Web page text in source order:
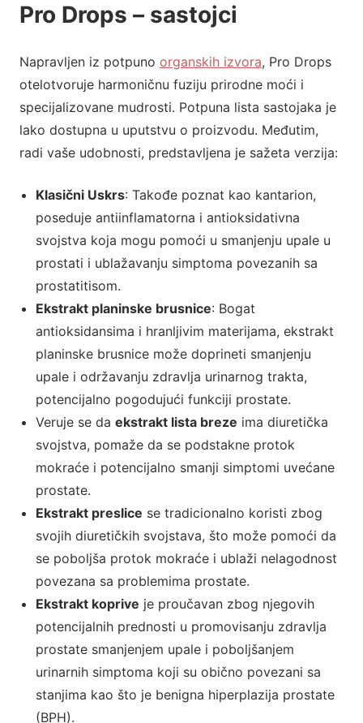
Pro Drops – sastojci
Napravljen iz potpuno organskih izvora, Pro Drops
otelotvoruje harmoničnu fuziju prirodne moći i
specijalizovane mudrosti. Potpuna lista sastojaka je
lako dostupna u uputstvu o proizvodu. Međutim,
radi vaše udobnosti, predstavljena je sažeta verzija:
Klasični Uskrs: Takođe poznat kao kantarion,
poseduje antiinflamatorna i antioksidativna
svojstva koja mogu pomoći u smanjenju upale u
prostati i ublažavanju simptoma povezanih sa
prostatitisom.
Ekstrakt planinske brusnice: Bogat
antioksidansima i hranljivim materijama, ekstrakt
planinske brusnice može doprineti smanjenju
upale i održavanju zdravlja urinarnog trakta,
potencijalno pogodujući funkciji prostate.
Veruje se da ekstrakt lista breze ima diuretička
svojstva, pomaže da se podstakne protok
mokraće i potencijalno smanji simptomi uvećane
prostate.
Ekstrakt preslice se tradicionalno koristi zbog
svojih diuretičkih svojstava, što može pomoći da
se poboljša protok mokraće i ublaži nelagodnost
povezana sa problemima prostate.
Ekstrakt koprive je proučavan zbog njegovih
potencijalnih prednosti u promovisanju zdravlja
prostate smanjenjem upale i poboljšanjem
urinarnih simptoma koji su obično povezani sa
stanjima kao što je benigna hiperplazija prostate
(BPH).